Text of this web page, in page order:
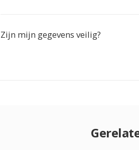
Zijn mijn gegevens veilig?